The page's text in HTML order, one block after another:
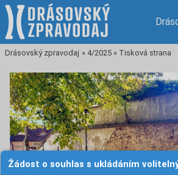
Žádost o souhlas s ukládáním
Drásovský zpravodaj » 4/2025 » Tisková strana